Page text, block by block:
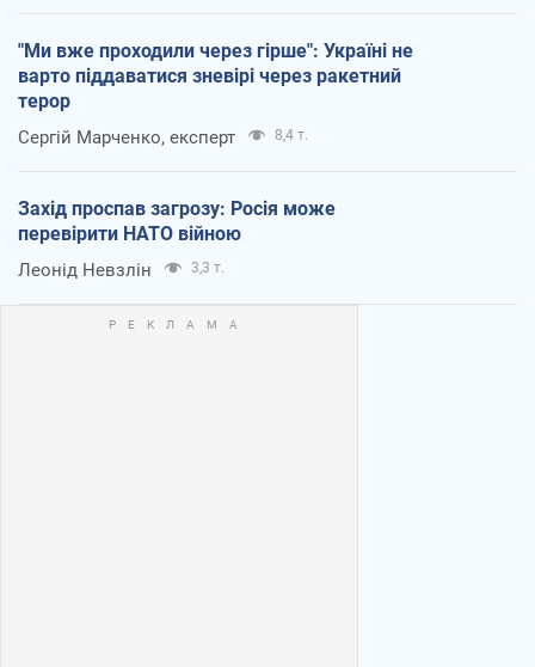
"Ми вже проходили через гірше": Україні не
варто піддаватися зневірі через ракетний
терор
Сергій Марченко, експерт 8,4 т.
Захід проспав загрозу: Росія може
перевірити НАТО війною
Леонід Невзлін 3,3 т.